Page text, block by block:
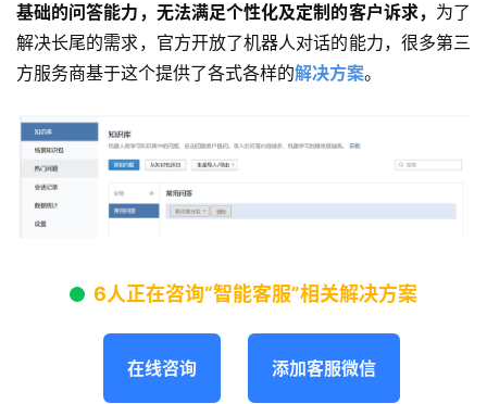
基础的问答能力，无法满足个性化及定制的客户诉求， 为了
解决长尾的需求，官方开放了机器人对话的能力，很多第三
方服务商基于这个提供了各式各样的解决方案。
6人正在咨询“智能客服”相关解决方案
在线咨询 添加客服微信